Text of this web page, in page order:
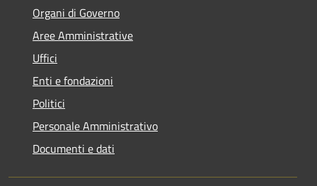
Organi di Governo
Aree Amministrative
Uffici
Enti e fondazioni
Politici
Personale Amministrativo
Documenti e dati